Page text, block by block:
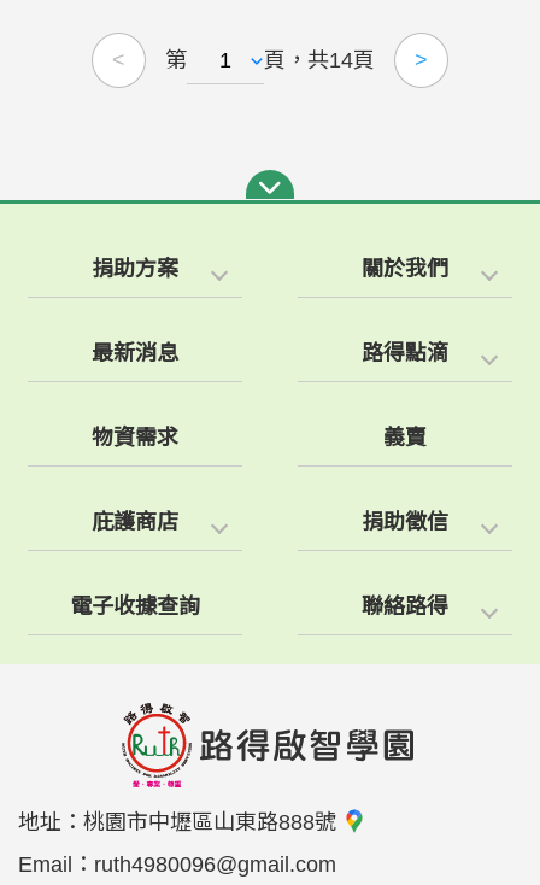
< 第 頁，共14頁 >
捐助方案 關於我們
最新消息 路得點滴
物資需求 義賣
庇護商店 捐助徵信
電子收據查詢 聯絡路得
地址： 桃園市中壢區山東路888號
Email： ruth4980096@gmail.com